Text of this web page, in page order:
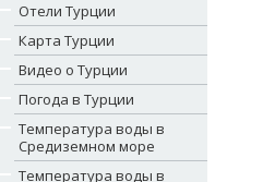
Отели Турции
Карта Турции
Видео о Турции
Погода в Турции
Температура воды в
Средиземном море
Температура воды в